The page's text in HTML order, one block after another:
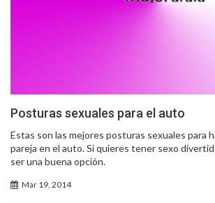
Posturas sexuales para el auto
Estas son las mejores posturas sexuales para
pareja en el auto. Si quieres tener sexo
ser una buena opción.
Mar 19, 2014